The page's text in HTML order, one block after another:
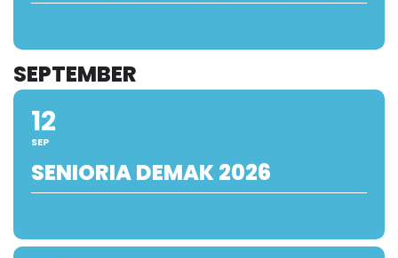
SEPTEMBER
12
SEP
SENIORIA DEMAK 2026